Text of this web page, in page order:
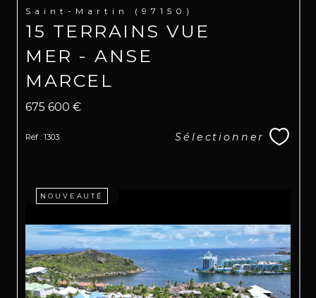
Saint-Martin (97150)
15 TERRAINS VUE
MER - ANSE
MARCEL
675 600 €
Réf : 1303 Sélectionner
NOUVEAUTÉ